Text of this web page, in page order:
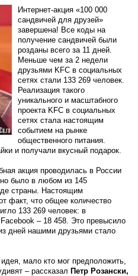
Интернет-акция «100 000
сандвичей для друзей»
завершена! Все коды на
получение сандвичей были
розданы всего за 11 дней.
Меньше чем за 2 недели
друзьями KFC в социальных
сетях стали 133 269 человек.
Реализация такого
уникального и масштабного
проекта KFC в социальных
сетях стала настоящим
событием на рынке
общественного питания.
и получали вкусный подарок.
акция проводилась в России
было в любом из 145
страны. Настоящим
факт, что общее количество
133 269 человек: в
– 18 458. Это превысило
дней нашими друзьями стало
мало кто мог предположить,
– рассказал Петр Розански,